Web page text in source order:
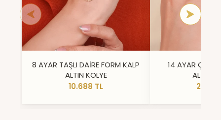
8 AYAR TAŞLI DAİRE FORM KALP
ALTIN KOLYE
10.688 TL
14 AYAR ÇİFT
ALTIN